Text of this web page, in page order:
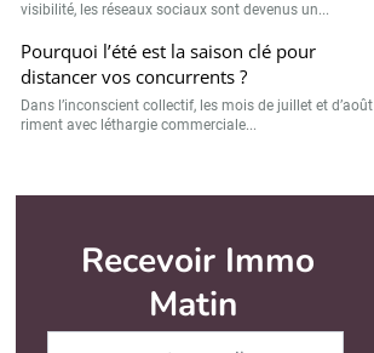
visibilité, les réseaux sociaux sont devenus un...
Pourquoi l’été est la saison clé pour
distancer vos concurrents ?
Dans l’inconscient collectif, les mois de juillet et d’août
riment avec léthargie commerciale...